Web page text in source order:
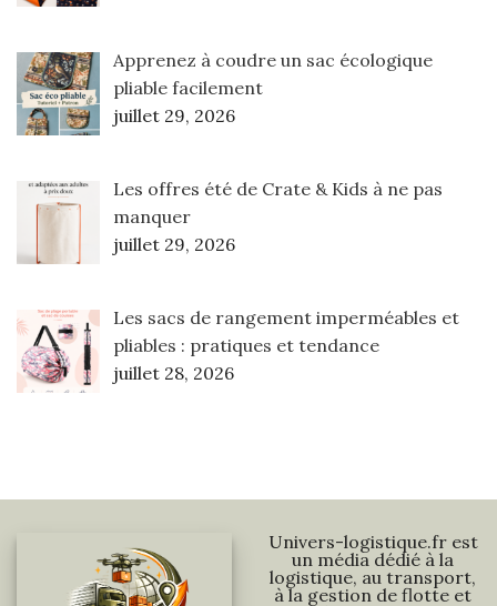
Apprenez à coudre un sac écologique
pliable facilement
juillet 29, 2026
Les offres été de Crate & Kids à ne pas
manquer
juillet 29, 2026
Les sacs de rangement imperméables et
pliables : pratiques et tendance
juillet 28, 2026
Univers-logistique.fr est
un média dédié à la
logistique, au transport,
à la gestion de flotte et